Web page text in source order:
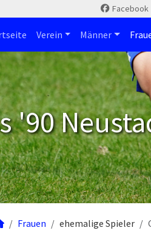
Facebook
Verein Männer
'90
Frauen ehemalige Spieler